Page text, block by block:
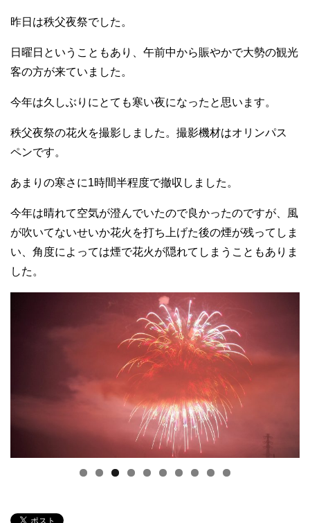
昨日は秩父夜祭でした。
日曜日ということもあり、午前中から賑やかで大勢の観光
客の方が来ていました。
今年は久しぶりにとても寒い夜になったと思います。
秩父夜祭の花火を撮影しました。撮影機材はオリンパス
ペンです。
あまりの寒さに1時間半程度で撤収しました。
今年は晴れて空気が澄んでいたので良かったのですが、風
が吹いてないせいか花火を打ち上げた後の煙が残ってしま
い、角度によっては煙で花火が隠れてしまうこともありま
した。